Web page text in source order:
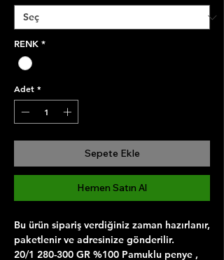
RENK *
Adet *
Sepete Ekle
Hemen Satın Al
Bu ürün sipariş verdiğiniz zaman hazırlanır,
paketlenir ve adresinize gönderilir.
20/1 280-300 GR %100 Pamuklu penye ,